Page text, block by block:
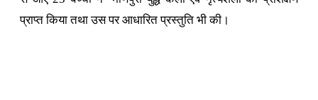
प्राप्त किया तथा उस पर आधारित प्रस्तुति भी की।